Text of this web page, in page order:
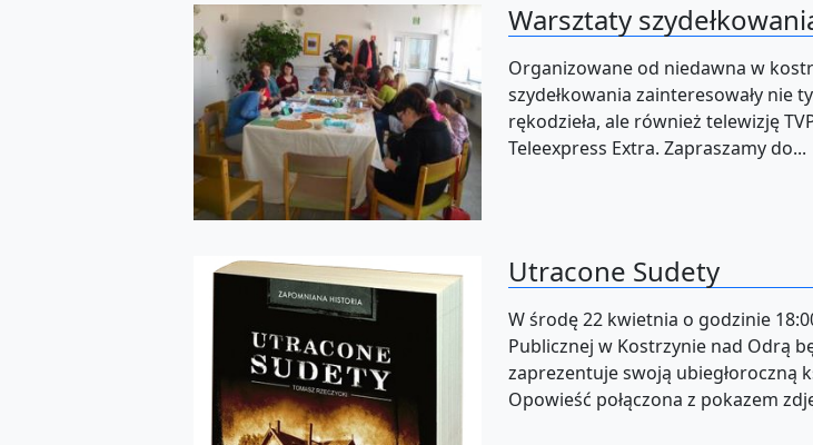
Warsztaty
Organizowane od niedawna w
szydełkowania zainteresowały nie
rękodzieła, ale również telewizję
Teleexpress Extra. Zapraszamy do...
Utracone Sudety
W środę 22 kwietnia o godzinie
Publicznej w Kostrzynie nad Odrą
zaprezentuje swoją ubiegłoroczną
Opowieść połączona z pokazem